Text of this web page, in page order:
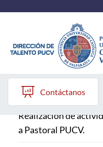
Quiénes somos
Nuestros Programas
Investigación
Contáctanos
Ponte
Realización de
a Pastoral PUCV.